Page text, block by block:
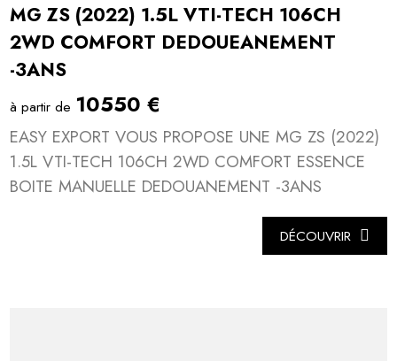
MG ZS (2022) 1.5L VTI-TECH 106CH
2WD COMFORT DEDOUEANEMENT
-3ANS
à partir de 10550 €
EASY EXPORT VOUS PROPOSE UNE MG ZS (2022)
1.5L VTI-TECH 106CH 2WD COMFORT ESSENCE
BOITE MANUELLE DEDOUANEMENT -3ANS
DÉCOUVRIR